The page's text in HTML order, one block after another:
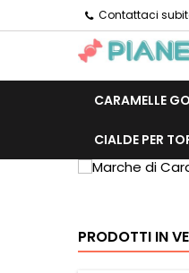
Contattaci
CARAMELLE
CIALDE PER
PRODOTTI IN